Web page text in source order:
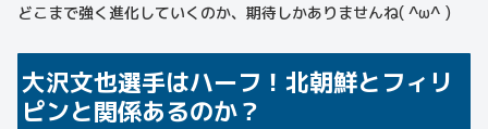
どこまで強く進化していくのか、期待しかありませんね( ^ω^ )
大沢文也選手はハーフ！北朝鮮とフィリ
ピンと関係あるのか？